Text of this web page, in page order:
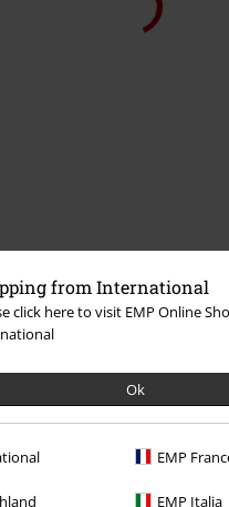
from International
click here to visit EMP Online
Ok
EMP
EMP Italia